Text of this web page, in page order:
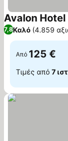
Avalon Hotel
7,8Καλό (4.859
Από 125 €
Τιμές από 7